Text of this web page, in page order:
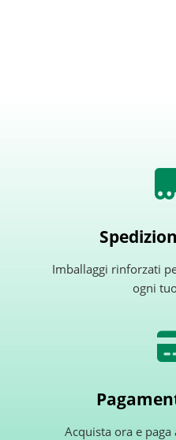
Imballaggi rinforzati
ogni
Acquista ora e paga